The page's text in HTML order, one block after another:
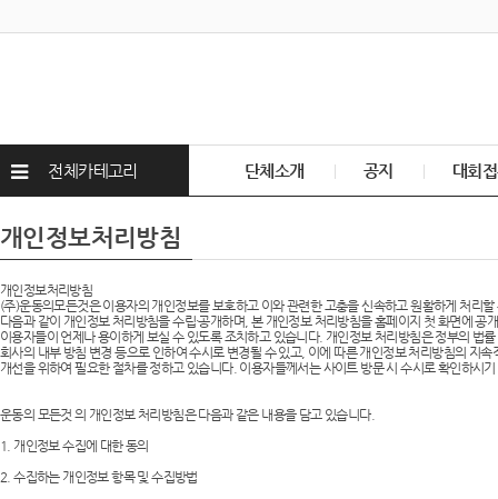
전체카테고리 단체소개 공지 대회
개인정보처리방침
개인정보처리방침
(주)운동의모든것은 이용자의 개인정보를 보호하고 이와 관련한 고충을 신속하고 원활하게 처리할
다음과 같이 개인정보 처리방침을 수립·공개하며, 본 개인정보 처리방침을 홈페이지 첫 화면에 공
이용자들이 언제나 용이하게 보실 수 있도록 조치하고 있습니다. 개인정보 처리방침은 정부의 법
회사의 내부 방침 변경 등으로 인하여 수시로 변경될 수 있고, 이에 따른 개인정보 처리방침의 지속
개선을 위하여 필요한 절차를 정하고 있습니다. 이용자들께서는 사이트 방문 시 수시로 확인하시
운동의 모든것 의 개인정보 처리방침은 다음과 같은 내용을 담고 있습니다.
1. 개인정보 수집에 대한 동의
2. 수집하는 개인정보 항목 및 수집방법